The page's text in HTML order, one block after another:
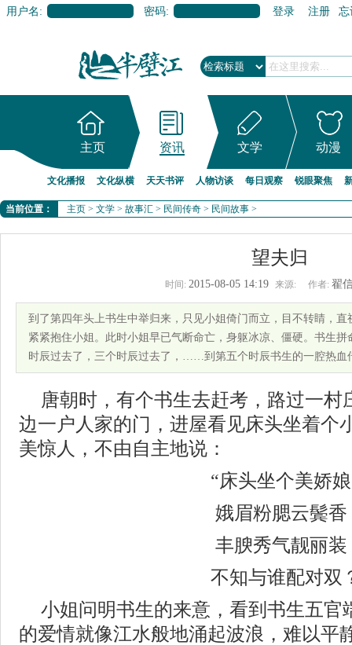
用户名: 密码: 登录 注册 忘
主页 资讯 文学 动漫
文化播报 文化纵横 天天书评 人物访谈 每日观察 锐眼聚焦
当前位置： 主页 > 文学 > 故事汇 > 民间传奇 > 民间故事 >
望夫归
时间: 2015-08-05 14:19 来源: 作者: 翟
到了第四年头上书生中举归来，只见小姐倚门而立，目不转睛，
紧紧抱住小姐。此时小姐早已气断命亡，身躯冰凉、僵硬。书生
时辰过去了，三个时辰过去了，……到第五个时辰书生的一腔热血
唐朝时，有个书生去赶考，路过一村
边一户人家的门，进屋看见床头坐着个
美惊人，不由自主地说：
“床头坐个美娇
娥眉粉腮云鬓香
丰腴秀气靓丽装
不知与谁配对双
小姐问明书生的来意，看到书生五官
的爱情就像江水般地涌起波浪，难以平